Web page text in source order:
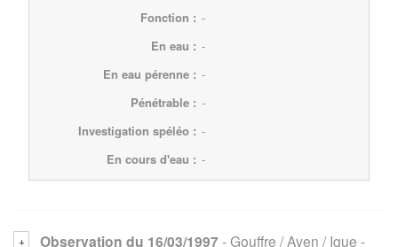
Fonction : -
En eau : -
En eau pérenne : -
Pénétrable : -
Investigation spéléo : -
En cours d'eau : -
Observation du 16/03/1997- Gouffre / Aven / Igue -